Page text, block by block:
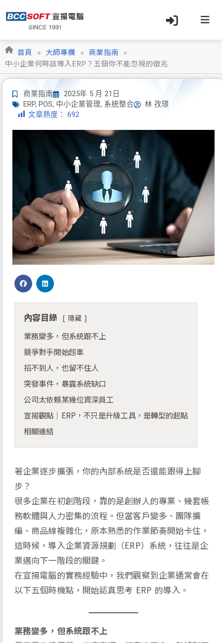
至
內
容
首頁 » 大師專欄 » 商業指南 »
中小企業何時該導入ERP？五個你不能忽視的徵兆
商業指南
2025年 5 月 21日
ERP, POS, 中小企業管理, 系統整合
林 孜璟
文章熱度： 692
內容目錄 隱藏
業務變多，但系統跟不上
競爭對手開始超車
招不到人，也留不住人
突發事件，暴露系統缺口
公司太依賴某幾位資深員工
宣揚觀點｜ERP，不只是升級工具，是轉型的起點
相關連結
著企業逐步擴張，你的內部系統是否還能跟得上腳
步？
很多企業在初創階段，靠的是創辦人的專業、幾套帳
務軟體與人力密集的流程。但當客戶變多、團隊擴
編、商品線複雜化，原本熟悉的作業節奏開始卡住，
這時候，導入企業資源規劃（ERP）系統，往往是企
業邁向下一階段的關鍵。
在宣揚電腦的實務經驗中，我們觀察到企業通常會在
以下五個時機點，開始認真思考 ERP 的導入。
業務變多，但系統跟不上